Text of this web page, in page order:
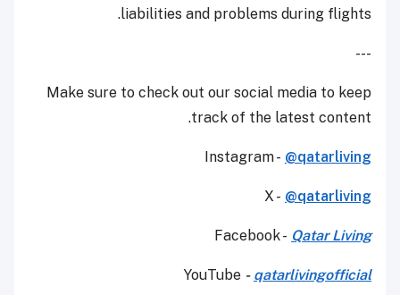
liabilities and problems during flights.
---
Make sure to check out our social media to keep
track of the latest content.
Instagram - @qatarliving
X - @qatarliving
Facebook - Qatar Living
YouTube - qatarlivingofficial